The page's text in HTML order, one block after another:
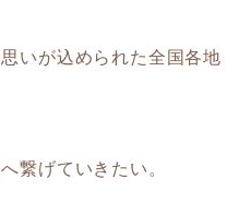
いが込められた全国各地
繋げていきたい。